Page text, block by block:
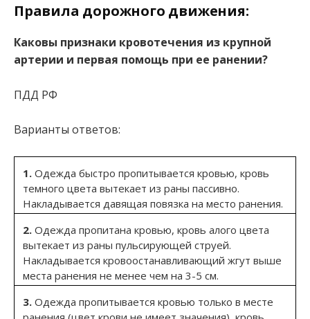
Правила дорожного движения:
Каковы признаки кровотечения из крупной
артерии и первая помощь при ее ранении?
ПДД РФ
Варианты ответов:
1. Одежда быстро пропитывается кровью, кровь
темного цвета вытекает из раны пассивно.
Накладывается давящая повязка на место ранения.
2. Одежда пропитана кровью, кровь алого цвета
вытекает из раны пульсирующей струей.
Накладывается кровоостанавливающий жгут выше
места ранения не менее чем на 3-5 см.
3. Одежда пропитывается кровью только в месте